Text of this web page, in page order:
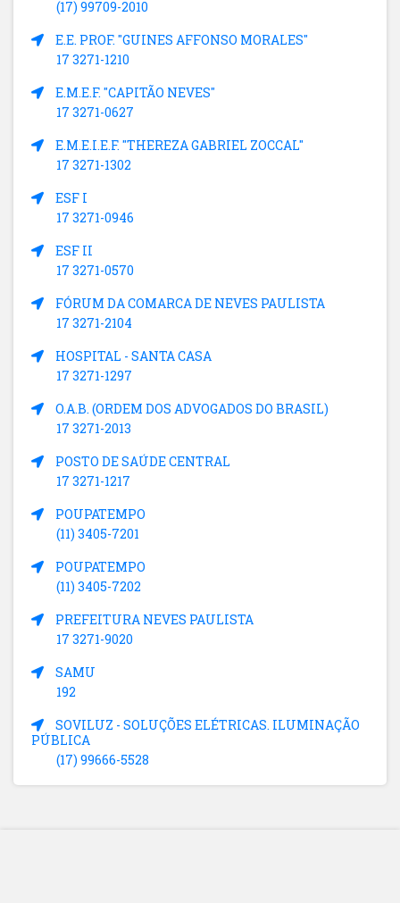
(17) 99709-2010
E.E. PROF. "GUINES AFFONSO MORALES"
17 3271-1210
E.M.E.F. "CAPITÃO NEVES"
17 3271-0627
E.M.E.I.E.F. "THEREZA GABRIEL ZOCCAL"
17 3271-1302
ESF I
17 3271-0946
ESF II
17 3271-0570
FÓRUM DA COMARCA DE NEVES PAULISTA
17 3271-2104
HOSPITAL - SANTA CASA
17 3271-1297
O.A.B. (ORDEM DOS ADVOGADOS DO BRASIL)
17 3271-2013
POSTO DE SAÚDE CENTRAL
17 3271-1217
POUPATEMPO
(11) 3405-7201
POUPATEMPO
(11) 3405-7202
PREFEITURA NEVES PAULISTA
17 3271-9020
SAMU
192
SOVILUZ - SOLUÇÕES ELÉTRICAS. ILUMINAÇÃO
PÚBLICA
(17) 99666-5528